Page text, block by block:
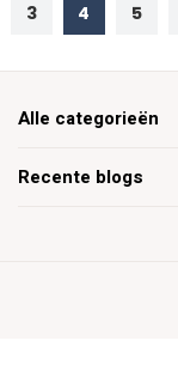
3 4 5
Recente blogs
Alle categorieën